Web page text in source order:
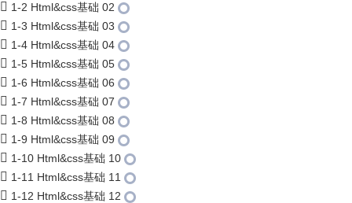
1-2 Html&css基础 02
1-3 Html&css基础 03
1-4 Html&css基础 04
1-5 Html&css基础 05
1-6 Html&css基础 06
1-7 Html&css基础 07
1-8 Html&css基础 08
1-9 Html&css基础 09
1-10 Html&css基础 10
1-11 Html&css基础 11
1-12 Html&css基础 12